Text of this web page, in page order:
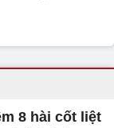
8 hài cốt liệt